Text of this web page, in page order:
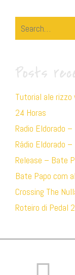
for:
Posts
Tutorial ale rizzo
24 Horas
Radio Eldorado
Rádio Eldorado
Release – Bate
Bate Papo com
Crossing The
Roteiro di Pedal